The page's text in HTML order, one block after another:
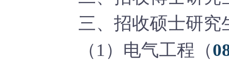
三、招收硕士研究
（ 1）电气工程（